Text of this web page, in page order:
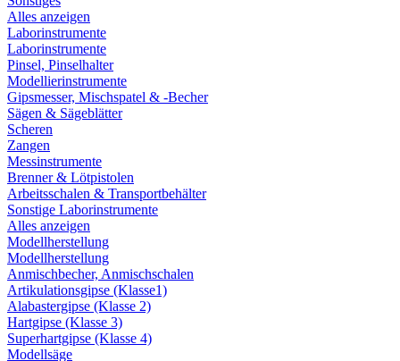
Alles anzeigen
Laborinstrumente
Laborinstrumente
Pinsel, Pinselhalter
Modellierinstrumente
Gipsmesser, Mischspatel & -Becher
Sägen & Sägeblätter
Scheren
Zangen
Messinstrumente
Brenner & Lötpistolen
Arbeitsschalen & Transportbehälter
Sonstige Laborinstrumente
Alles anzeigen
Modellherstellung
Modellherstellung
Anmischbecher, Anmischschalen
Artikulationsgipse (Klasse1)
Alabastergipse (Klasse 2)
Hartgipse (Klasse 3)
Superhartgipse (Klasse 4)
Modellsäge